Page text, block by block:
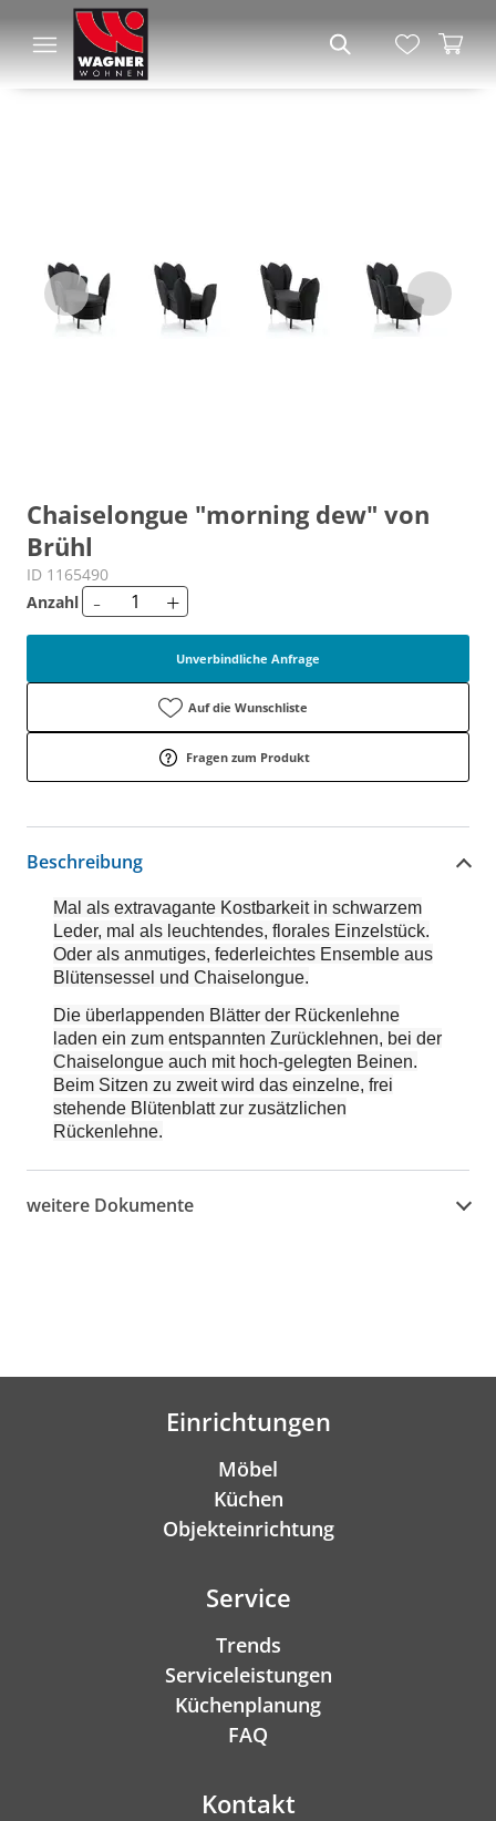
Chaiselongue "morning dew" von
Brühl
ID 1165490
Anzahl
- +
Unverbindliche Anfrage
Auf die Wunschliste
Fragen zum Produkt
Beschreibung
Mal als extravagante Kostbarkeit in schwarzem
Leder, mal als leuchtendes, florales Einzelstück.
Oder als anmutiges, federleichtes Ensemble aus
Blütensessel und Chaiselongue.
Die überlappenden Blätter der Rückenlehne
laden ein zum entspannten Zurücklehnen, bei der
Chaiselongue auch mit hoch-gelegten Beinen.
Beim Sitzen zu zweit wird das einzelne, frei
stehende Blütenblatt zur zusätzlichen
Rückenlehne.
weitere Dokumente
Einrichtungen
Möbel
Küchen
Objekteinrichtung
Service
Trends
Serviceleistungen
Küchenplanung
FAQ
Kontakt